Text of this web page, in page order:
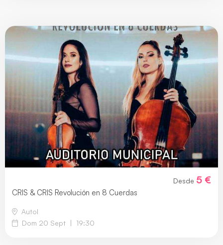
Desde 5 €
CRIS & CRIS Revolución en 8 Cuerdas
Autol
Dom 20 Sept | 19:30